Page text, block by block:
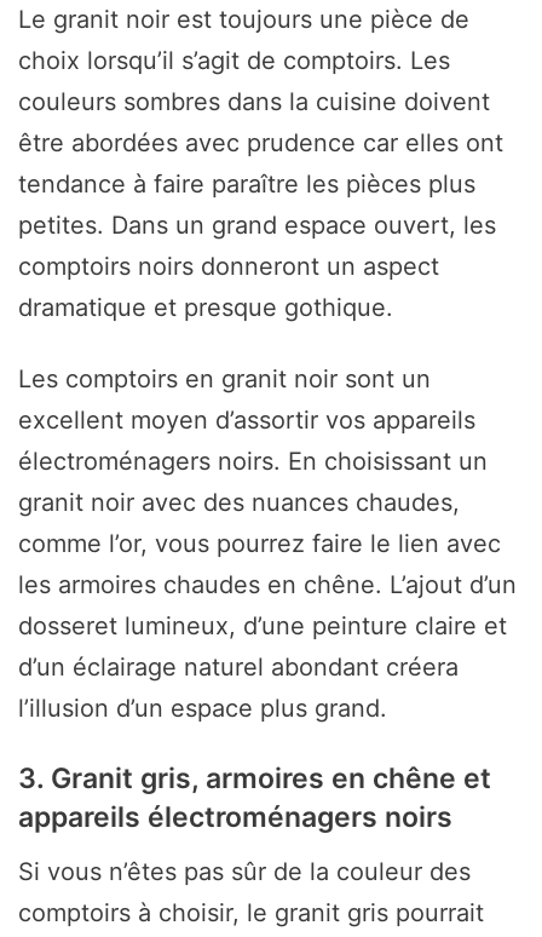
Le granit noir est toujours une pièce de
choix lorsqu’il s’agit de comptoirs. Les
couleurs sombres dans la cuisine doivent
être abordées avec prudence car elles ont
tendance à faire paraître les pièces plus
petites. Dans un grand espace ouvert, les
comptoirs noirs donneront un aspect
dramatique et presque gothique.
Les comptoirs en granit noir sont un
excellent moyen d’assortir vos appareils
électroménagers noirs. En choisissant un
granit noir avec des nuances chaudes,
comme l’or, vous pourrez faire le lien avec
les armoires chaudes en chêne. L’ajout d’un
dosseret lumineux, d’une peinture claire et
d’un éclairage naturel abondant créera
l’illusion d’un espace plus grand.
3. Granit gris, armoires en chêne et
appareils électroménagers noirs
Si vous n’êtes pas sûr de la couleur des
comptoirs à choisir, le granit gris pourrait